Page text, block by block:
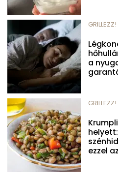
GRILLEZZ!
a
GRILLEZZ!
ezzel